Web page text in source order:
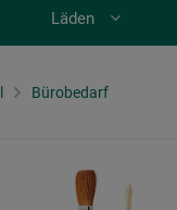
Läden
Bürobedarf